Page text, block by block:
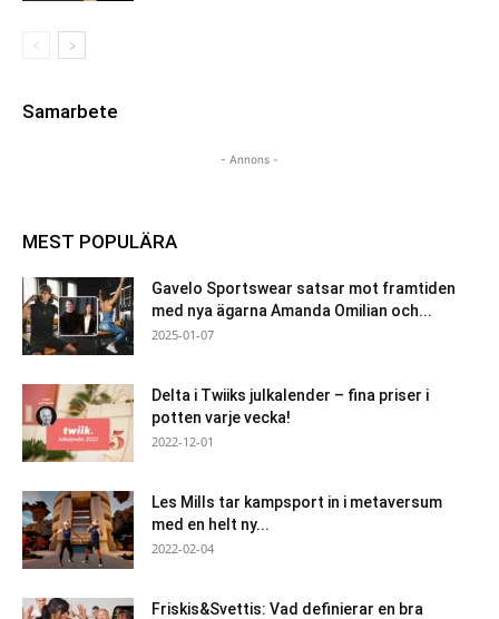
Samarbete
- Annons -
MEST POPULÄRA
Gavelo Sportswear satsar mot framtiden
med nya ägarna Amanda Omilian och...
2025-01-07
Delta i Twiiks julkalender – fina priser i
potten varje vecka!
2022-12-01
Les Mills tar kampsport in i metaversum
med en helt ny...
2022-02-04
Friskis&Svettis: Vad definierar en bra